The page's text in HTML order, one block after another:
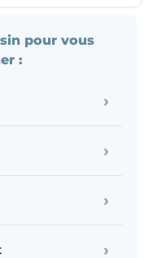
pour vous
:
›
›
›
›